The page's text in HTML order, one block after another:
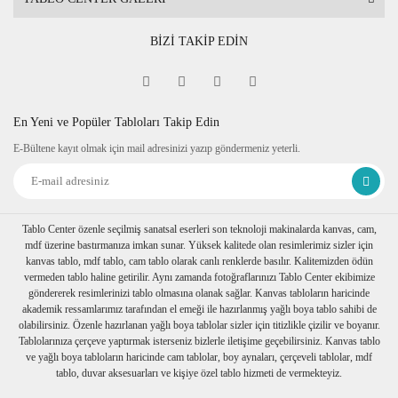
BİZİ TAKİP EDİN
En Yeni ve Popüler Tabloları Takip Edin
E-Bültene kayıt olmak için mail adresinizi yazıp göndermeniz yeterli.
Tablo Center özenle seçilmiş sanatsal eserleri son teknoloji makinalarda kanvas, cam,
mdf üzerine bastırmanıza imkan sunar. Yüksek kalitede olan resimlerimiz sizler için
kanvas tablo, mdf tablo, cam tablo olarak canlı renklerde basılır. Kalitemizden ödün
vermeden tablo haline getirilir. Aynı zamanda fotoğraflarınızı Tablo Center ekibimize
göndererek resimlerinizi tablo olmasına olanak sağlar. Kanvas tabloların haricinde
akademik ressamlarımız tarafından el emeği ile hazırlanmış yağlı boya tablo sahibi de
olabilirsiniz. Özenle hazırlanan yağlı boya tablolar sizler için titizlikle çizilir ve boyanır.
Tablolarınıza çerçeve yaptırmak isterseniz bizlerle iletişime geçebilirsiniz. Kanvas tablo
ve yağlı boya tabloların haricinde cam tablolar, boy aynaları, çerçeveli tablolar, mdf
tablo, duvar aksesuarları ve kişiye özel tablo hizmeti de vermekteyiz.